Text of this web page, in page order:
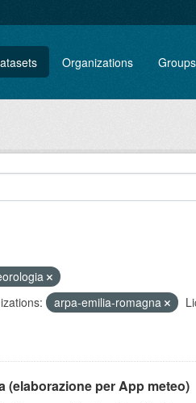
Organizations Groups
arpa-emilia-romagna
(elaborazione per App meteo)